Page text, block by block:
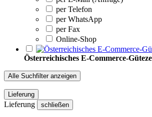
per Telefon
per WhatsApp
per Fax
Online-Shop
Österreichisches E-Commerce-
Alle Suchfilter anzeigen
Lieferung
Lieferung schließen